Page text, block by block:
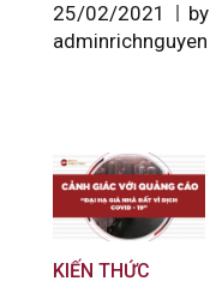
25/02/2021
by
adminrichnguyen
KIẾN THỨC